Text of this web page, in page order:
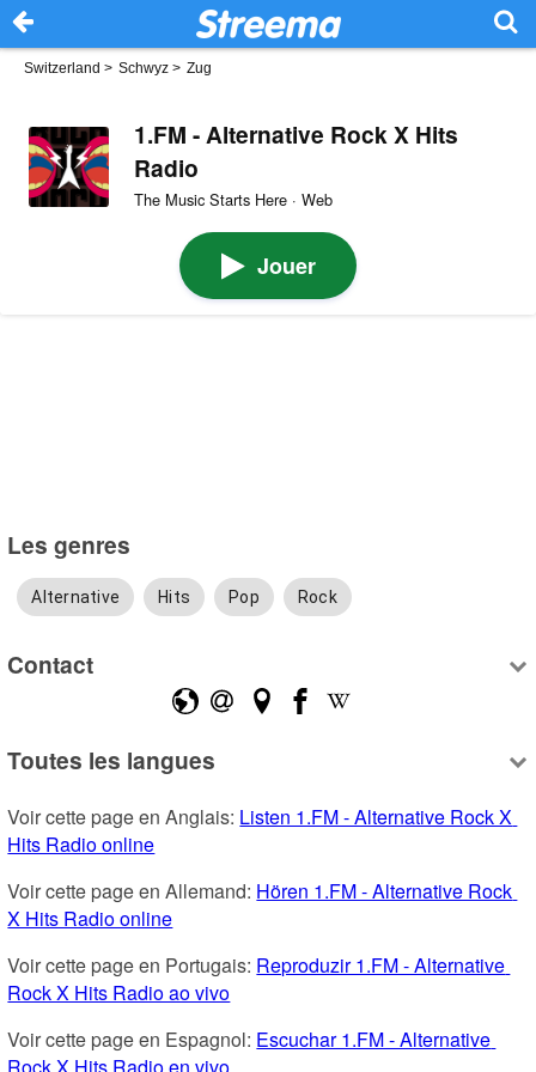
Switzerland > Schwyz > Zug
1.FM - Alternative Rock X Hits
Radio
The Music Starts Here · Web
Jouer
Les genres
Alternative Hits Pop Rock
Contact
Toutes les langues
Voir cette page en Anglais: Listen 1.FM - Alternative Rock X
Hits Radio online
Voir cette page en Allemand: Hören 1.FM - Alternative Rock
X Hits Radio online
Voir cette page en Portugais: Reproduzir 1.FM - Alternative
Rock X Hits Radio ao vivo
Voir cette page en Espagnol: Escuchar 1.FM - Alternative
Rock X Hits Radio en vivo